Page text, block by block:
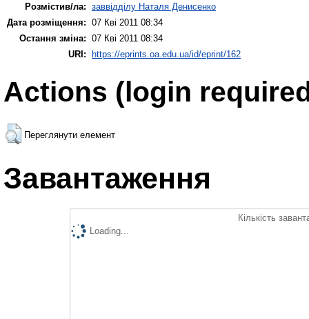
Розмістив/ла: заввідділу Наталя Денисенко
Дата розміщення: 07 Кві 2011 08:34
Остання зміна: 07 Кві 2011 08:34
URI: https://eprints.oa.edu.ua/id/eprint/162
Actions (login
Переглянути елемент
Завантаження
Кількість
Loading...